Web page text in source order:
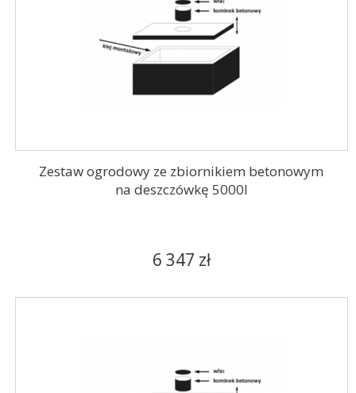
Zestaw ogrodowy ze zbiornikiem betonowym
na deszczówkę 5000l
6 347 zł